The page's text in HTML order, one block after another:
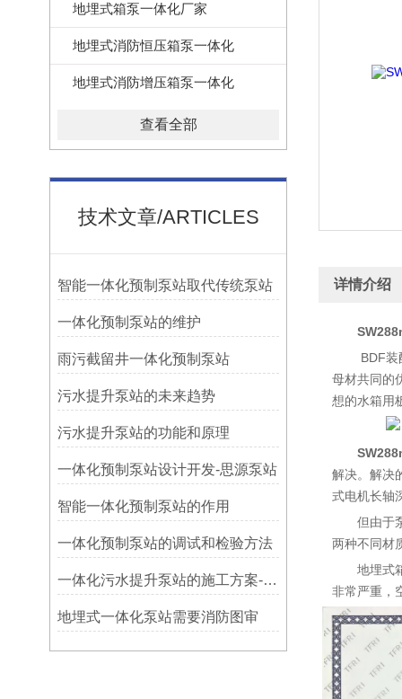
地埋式箱泵一体化厂家
地埋式消防恒压箱泵一体化
地埋式消防增压箱泵一体化
查看全部
技术文章/ARTICLES
智能一体化预制泵站取代传统泵站
一体化预制泵站的维护
雨污截留井一体化预制泵站
污水提升泵站的未来趋势
污水提升泵站的功能和原理
一体化预制泵站设计开发-思源泵站
智能一体化预制泵站的作用
​一体化预制泵站的调试和检验方法
一体化污水提升泵站的施工方案-思源
地埋式一体化泵站需要消防图审
详情介绍
BDF
母材共同的
想的水箱用
解决。解决
式电机长轴
但由于
两种不同材
地埋式
非常严重，